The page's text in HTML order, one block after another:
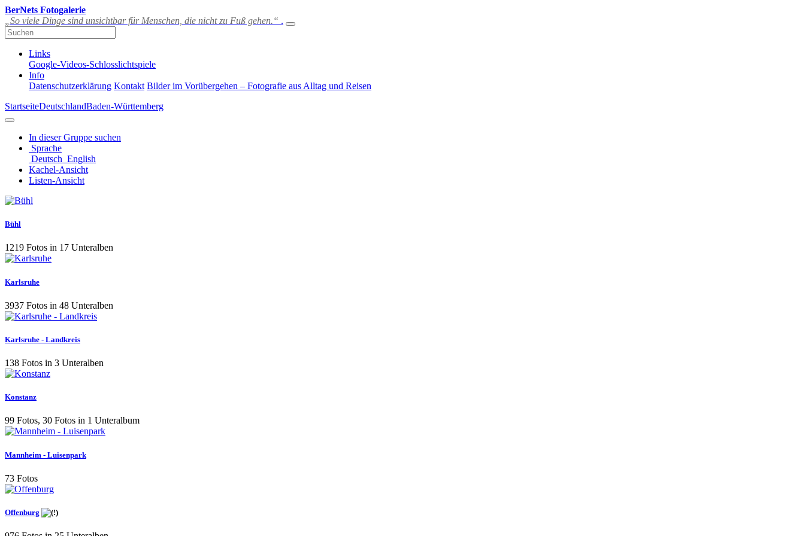
BerNets Fotogalerie
„So viele Dinge sind unsichtbar für Menschen, die nicht zu Fuß gehen.“ .
Links
Google-Videos-Schlosslichtspiele
Info
Datenschutzerklärung Kontakt Bilder im Vorübergehen – Fotografie aus Alltag und Reisen
StartseiteDeutschlandBaden-Württemberg
In dieser Gruppe suchen
Sprache
Deutsch English
Kachel-Ansicht
Listen-Ansicht
Bühl
1219 Fotos in 17 Unteralben
Karlsruhe
3937 Fotos in 48 Unteralben
Karlsruhe - Landkreis
138 Fotos in 3 Unteralben
Konstanz
99 Fotos, 30 Fotos in 1 Unteralbum
Mannheim - Luisenpark
73 Fotos
Offenburg